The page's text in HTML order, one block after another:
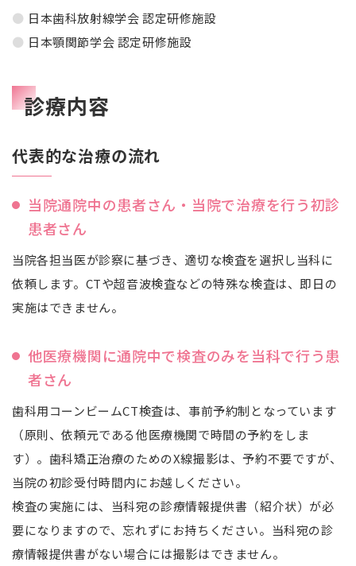
日本歯科放射線学会 認定研修施設
日本顎関節学会 認定研修施設
診療内容
代表的な治療の流れ
当院通院中の患者さん・当院で治療を行う初診
患者さん
当院各担当医が診察に基づき、適切な検査を選択し当科に
依頼します。CTや超音波検査などの特殊な検査は、即日の
実施はできません。
他医療機関に通院中で検査のみを当科で行う患
者さん
歯科用コーンビームCT検査は、事前予約制となっています
（原則、依頼元である他医療機関で時間の予約をしま
す）。歯科矯正治療のためのX線撮影は、予約不要ですが、
当院の初診受付時間内にお越しください。
検査の実施には、当科宛の診療情報提供書（紹介状）が必
要になりますので、忘れずにお持ちください。当科宛の診
療情報提供書がない場合には撮影はできません。